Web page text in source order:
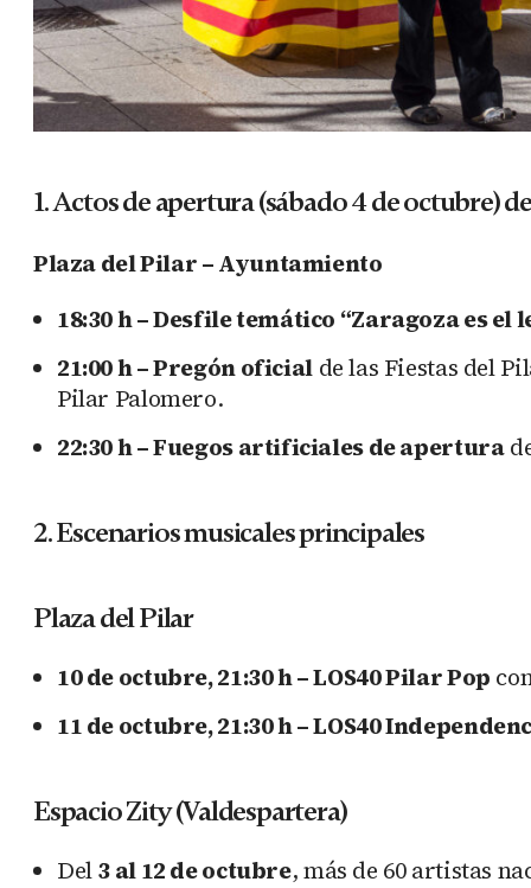
1. Actos de apertura (sábado 4 de octubre)
Plaza del Pilar – Ayuntamiento
18:30 h – Desfile temático “Zaragoza es el
21:00 h – Pregón oficialde las Fiestas del
Pilar Palomero.
22:30 h – Fuegos artificiales de apertura
2. Escenarios musicales principales
Plaza del Pilar
10 de octubre, 21:30 h – LOS40 Pilar Pop
11 de octubre, 21:30 h – LOS40
Espacio Zity (Valdespartera)
Del3 al 12 de octubre, más de 60 artistas